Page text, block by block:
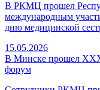
В РКМЦ прошел
международным
дню медицинской
15.05.2026
В Минске прошел
форум